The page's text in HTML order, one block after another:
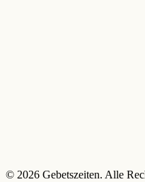
© 2026 Gebetszeiten. Alle